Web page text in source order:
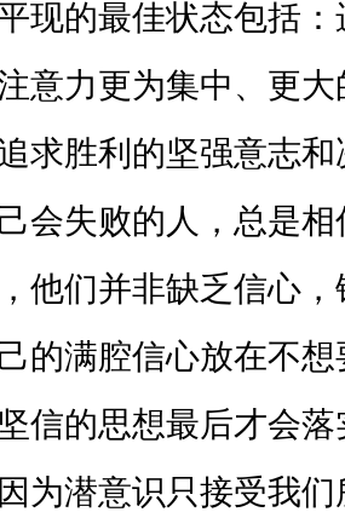
现的最佳状态包括
意力更为集中、更
求胜利的坚强意志和
失败的人，总是相
他们并非缺乏信心
的满腔信心放在不
信的思想最后才会
为潜意识只接受我